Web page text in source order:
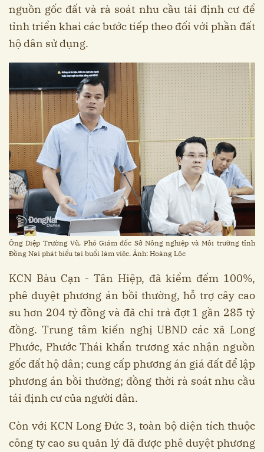
nguồn gốc đất và rà soát nhu cầu tái định cư để
tỉnh triển khai các bước tiếp theo đối với phần đất
hộ dân sử dụng.
Ông Diệp Trường Vũ, Phó Giám đốc Sở Nông nghiệp và Môi trường tỉnh
Đồng Nai phát biểu tại buổi làm việc. Ảnh: Hoàng Lộc
KCN Bàu Cạn - Tân Hiệp, đã kiểm đếm 100%,
phê duyệt phương án bồi thường, hỗ trợ cây cao
su hơn 204 tỷ đồng và đã chi trả đợt 1 gần 285 tỷ
đồng. Trung tâm kiến nghị UBND các xã Long
Phước, Phước Thái khẩn trương xác nhận nguồn
gốc đất hộ dân; cung cấp phương án giá đất để lập
phương án bồi thường; đồng thời rà soát nhu cầu
tái định cư của người dân.
Còn với KCN Long Đức 3, toàn bộ diện tích thuộc
công ty cao su quản lý đã được phê duyệt phương